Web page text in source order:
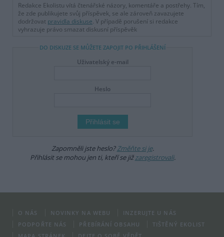
Redakce Ekolistu vítá čtenářské názory, komentáře a postřehy. Tím,
že zde publikujete svůj příspěvek, se ale zároveň zavazujete
dodržovat pravidla diskuse. V případě porušení si redakce
vyhrazuje právo smazat diskusní příspěvěk
DO DISKUZE SE MŮŽETE ZAPOJIT PO PŘIHLÁŠENÍ
Uživatelský e-mail
Heslo
Zapomněli jste heslo?Změňte si je.
Přihlásit se mohou jen ti, kteří se jižzaregistrovali.
O NÁS NOVINKY NA WEBU
INZERUJTE U NÁS
PODPOŘTE NÁS
PŘEBÍRÁNÍ OBSAHU
TIŠTĚNÝ EKOLIST